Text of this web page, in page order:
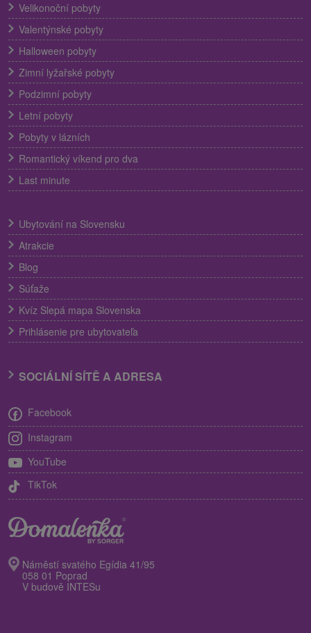
Velikonoční pobyty
Valentýnské pobyty
Halloween pobyty
Zimní lyžařské pobyty
Podzimní pobyty
Letní pobyty
Pobyty v lázních
Romantický víkend pro dva
Last minute
Ubytování na Slovensku
Atrakcie
Blog
Súťaže
Kvíz Slepá mapa Slovenska
Prihlásenie pre ubytovateľa
SOCIÁLNÍ SÍTĚ A ADRESA
Facebook
Instagram
YouTube
TikTok
Náměstí svatého Egídia 41/95
058 01 Poprad
V budově INTESu